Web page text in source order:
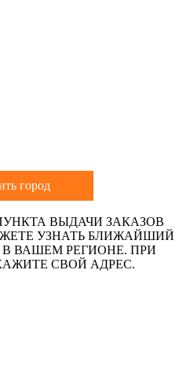
город
ВЫДАЧИ ЗАКАЗОВ
УЗНАТЬ БЛИЖАЙШИЙ
ВАШЕМ РЕГИОНЕ. ПРИ
СВОЙ АДРЕС.